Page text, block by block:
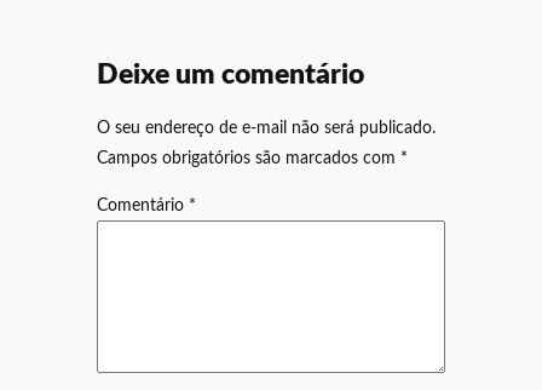
Deixe um comentário
O seu endereço de e-mail não será publicado.
Campos obrigatórios são marcados com *
Comentário *